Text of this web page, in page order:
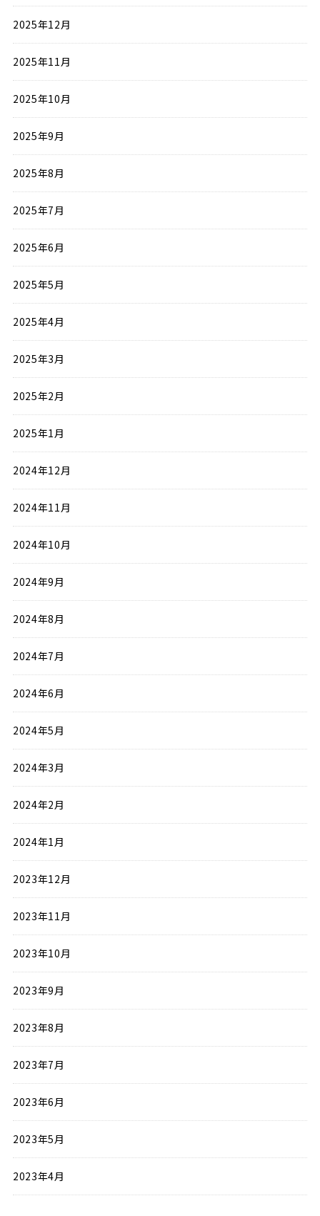
2025年12月
2025年11月
2025年10月
2025年9月
2025年8月
2025年7月
2025年6月
2025年5月
2025年4月
2025年3月
2025年2月
2025年1月
2024年12月
2024年11月
2024年10月
2024年9月
2024年8月
2024年7月
2024年6月
2024年5月
2024年3月
2024年2月
2024年1月
2023年12月
2023年11月
2023年10月
2023年9月
2023年8月
2023年7月
2023年6月
2023年5月
2023年4月